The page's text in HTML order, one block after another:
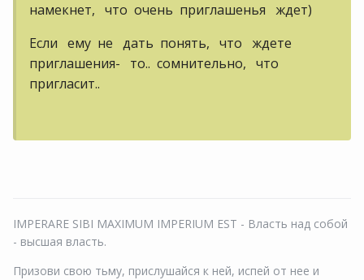
намекнет, что очень приглашенья ждет)
Если ему не дать понять, что ждете
приглашения- то.. сомнительно, что
пригласит..
IMPERARE SIBI MAXIMUM IMPERIUM EST - Власть над собой
- высшая власть.
Призови свою тьму, прислушайся к ней, испей от нее и